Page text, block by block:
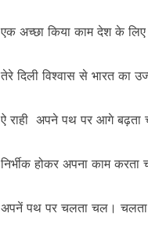
एक अच्छा किया काम देश के लिए
तेरे दिली विश्वास से भारत का
ऐ राही अपने पथ पर आगे बढ़ता
निर्भीक होकर अपना काम करता
अपनें पथ पर चलता चल।